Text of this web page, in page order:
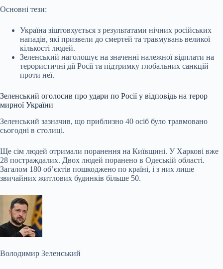
Основні тези:
Україна зіштовхується з результатами нічних російських
нападів, які призвели до смертей та травмувань великої
кількості людей.
Зеленський наголошує на значенні належної відплати на
терористичні дії Росії та підтримку глобальних санкцій
проти неї.
Зеленський оголосив про удари по Росії у відповідь на терор
мирної України
Зеленський зазначив, що приблизно 40 осіб було травмовано
сьогодні в столиці.
Ще сім людей отримали поранення на Київщині. У Харкові вже
28 постраждалих. Двох людей поранено в Одеській області.
Загалом 180 об’єктів пошкоджено по країні, і з них лише
звичайних житлових будинків більше 50.
Володимир Зеленський